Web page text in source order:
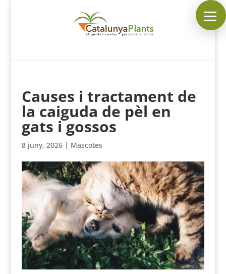
PLANTES
COMPLEMENTS DE JARDÍ
MASCOTES
DECORACIÓ
HORARI DEL GARDEN
CONTACTAR
___________________________
VER EN ESPAÑOL
Causes i tractament de
la caiguda de pèl en
gats i gossos
8 juny, 2026| Mascotes